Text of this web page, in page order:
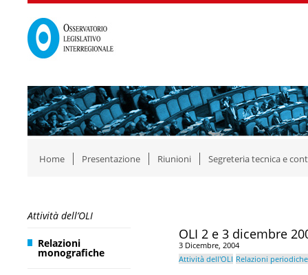
Home Presentazione Riunioni Segreteria tecnica e
Attività dell’OLI
Relazioni
monografiche
OLI 2 e 3 dicembre
3 Dicembre, 2004
Attività dell'OLI Relazioni periodiche